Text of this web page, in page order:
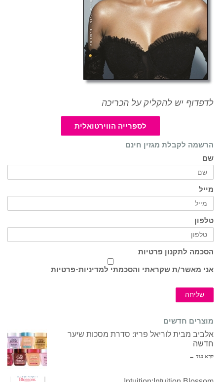
לדפדוף יש להקליק על הכריכה
לספרייה הווירטואלית
הרשמה לקבלת מגזין חינם
שם
מייל
טלפון
הסכמה לתקנון פרטיות
אני מאשר/ת שקראתי והסכמתי למדיניות-פרטיות
שליחה
מוצרים חדשים
אלביב מבית לוריאל פריז: סדרת מסכות שיער
חדשה
קרא עוד ←